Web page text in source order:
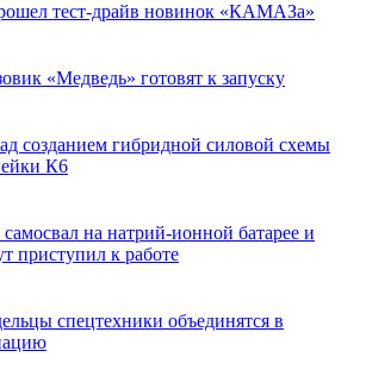
тест-драйв новинок «КАМАЗа»
«Медведь» готовят к запуску
созданием гибридной силовой схемы
К6
на натрий-ионной батарее и
приступил к работе
спецтехники объединятся в